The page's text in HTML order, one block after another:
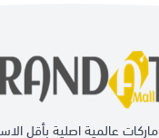
ماركات عالمية اصلية بأقل